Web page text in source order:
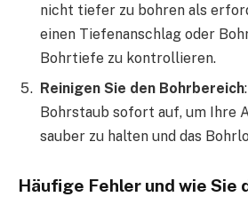
nicht tiefer zu bohren als
einen Tiefenanschlag oder
Bohrtiefe zu kontrollieren.
Reinigen Sie den Bohrbereich
Bohrstaub sofort auf, um Ihre
sauber zu halten und das
Häufige Fehler und wie Sie